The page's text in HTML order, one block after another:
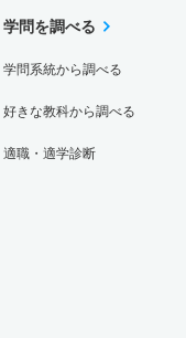
学問を調べる
学問系統から調べる
好きな教科から調べる
適職・適学診断